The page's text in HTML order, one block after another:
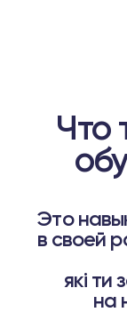
Что
Это
в своей
які ти
на